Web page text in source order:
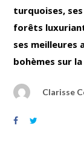
turquoises,
forêts
ses meilleures
bohèmes sur
Clarisse